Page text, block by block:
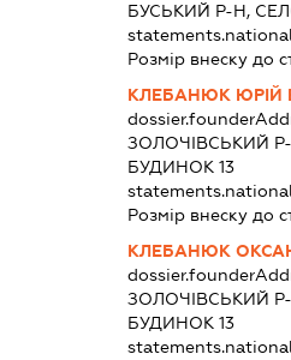
БУСЬКИЙ Р-Н,
Розмір внеску до
КЛЕБАНЮК
ЗОЛОЧІВСЬКИЙ
БУДИНОК 13
Розмір внеску до
КЛЕБАНЮК
ЗОЛОЧІВСЬКИЙ
БУДИНОК 13